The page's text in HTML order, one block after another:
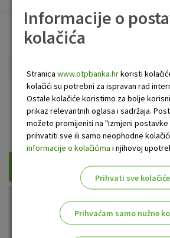
Lista poslovnica i bankomata
Bankomat
Prikaži samo uplatne
Informacije o
kolačića
Stranica www.otpbanka.hrkoristi
kolačići su potrebni za ispravan rad
Ostale kolačiće koristimo za bolje
prikaz relevantnih oglasa i sadržaja.
možete promijeniti na "Izmjeni postavke
prihvatiti sve ili samo neophodne
informacije o kolačićima i njihovoj
Prihvati sve kolačiće
Prihvaćam samo nužne